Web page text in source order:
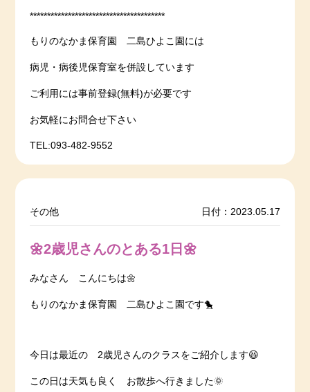
***************************************
もりのなかま保育園 二島ひよこ園には
病児・病後児保育室を併設しています
ご利用には事前登録(無料)が必要です
お気軽にお問合せ下さい
TEL:093-482-9552
その他 日付：2023.05.17
🌼2歳児さんのとある1日🌼
みなさん こんにちは🌼
もりのなかま保育園 二島ひよこ園です🐤
今日は最近の 2歳児さんのクラスをご紹介します😆
この日は天気も良く お散歩へ行きました🌞